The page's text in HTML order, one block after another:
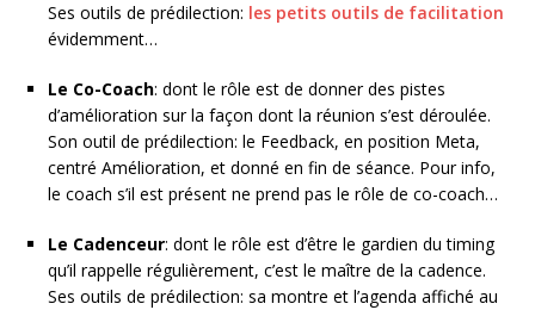
Ses outils de prédilection: les petits outils de facilitation
évidemment…
Le Co-Coach: dont le rôle est de donner des pistes
d’amélioration sur la façon dont la réunion s’est déroulée.
Son outil de prédilection: le Feedback, en position Meta,
centré Amélioration, et donné en fin de séance. Pour info,
le coach s’il est présent ne prend pas le rôle de co-coach…
Le Cadenceur: dont le rôle est d’être le gardien du timing
qu’il rappelle régulièrement, c’est le maître de la cadence.
Ses outils de prédilection: sa montre et l’agenda affiché au